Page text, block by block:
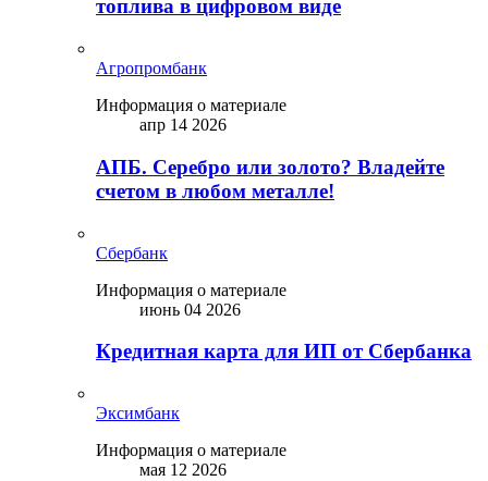
топлива в цифровом виде
Агропромбанк
Информация о материале
апр 14 2026
АПБ. Серебро или золото? Владейте
счетом в любом металле!
Сбербанк
Информация о материале
июнь 04 2026
Кредитная карта для ИП от Сбербанка
Эксимбанк
Информация о материале
мая 12 2026